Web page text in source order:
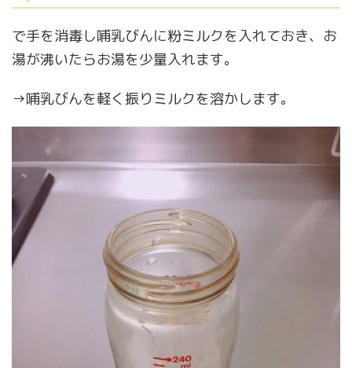
で手を消毒し哺乳びんに粉ミルクを入れておき、お
湯が沸いたらお湯を少量入れます。
→哺乳びんを軽く振りミルクを溶かします。